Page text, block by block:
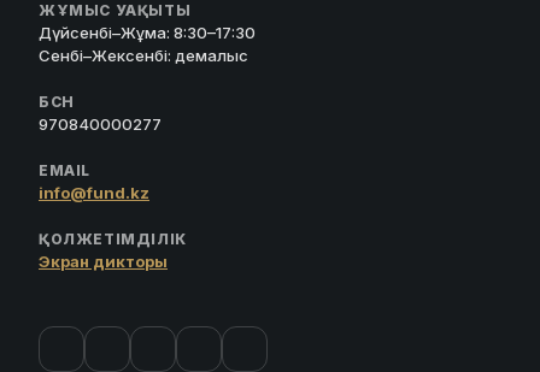
ЖҰМЫС УАҚЫТЫ
Дүйсенбі–Жұма: 8:30–17:30
Сенбі–Жексенбі: демалыс
БСН
970840000277
EMAIL
info@fund.kz
ҚОЛЖЕТІМДІЛІК
Экран дикторы